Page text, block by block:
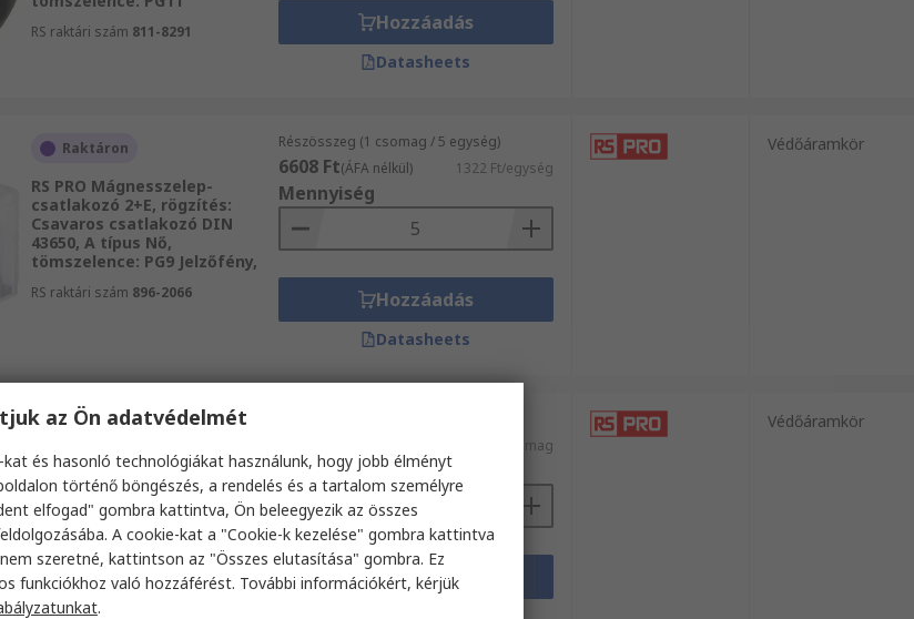
RS raktári szám 811-8291 Hozzáadás
Datasheets
Raktáron
RS PRO Mágnesszelep-
csatlakozó 2+E, rögzítés:
Csavaros csatlakozó DIN
43650, A típus Nő,
tömszelence: PG9 Jelzőfény,
RS raktári szám 896-2066
Részösszeg (1 csomag / 5 egység)
6608 Ft(ÁFA nélkül) 1322 Ft/egység
Mennyiség
Hozzáadás
Datasheets
Védőáramkör
Raktáron
RS PRO Mágnesszelep-
csatlakozó 2+E, MEM-207/S
sorozat, rögzítés: Kábel DIN
43650, C típus Nő,
tömszelence: PG7, IP65,
RS raktári szám811-8213
3788 Ft/csomag
Mennyiség
Hozzáadás
Védőáramkör
az Ön adatvédelmét
és hasonló technológiákat használunk, hogy jobb élményt
történő böngészés, a rendelés és a tartalom személyre
elfogad" gombra kattintva, Ön beleegyezik az összes
A cookie-kat a "Cookie-k kezelése" gombra kattintva
szeretné, kattintson az "Összes elutasítása" gombra. Ez
funkciókhoz való hozzáférést. További információkért, kérjük
.